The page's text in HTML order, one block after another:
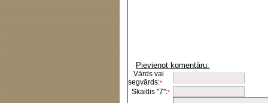
Pievienot komentāru:
Vārds vai
segvārds:*
Skaitlis "7":*